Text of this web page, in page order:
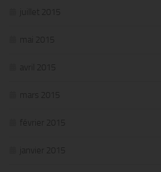
juillet 2015
mai 2015
avril 2015
mars 2015
février 2015
janvier 2015